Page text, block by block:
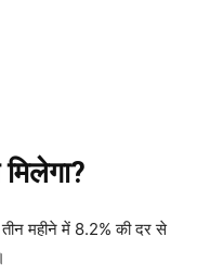
महीने में 8.2% की दर से